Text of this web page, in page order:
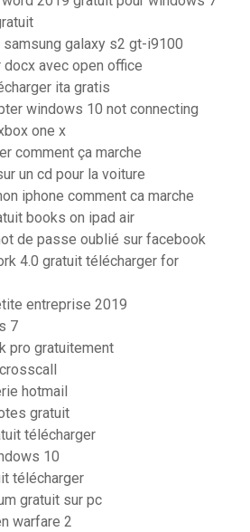
galaxy s2 gt-i9100
avec open office
ita gratis
windows 10 not connecting
one x
comment ça marche
un cd pour la voiture
iphone comment ca marche
books on ipad air
de passe oublié sur facebook
4.0 gratuit télécharger for
entreprise 2019
7
pro gratuitement
hotmail
gratuit
télécharger
10
télécharger
gratuit sur pc
warfare 2